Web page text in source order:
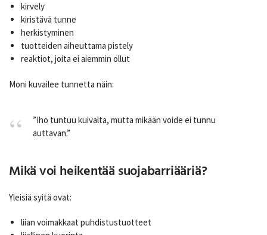
kirvely
kiristävä tunne
herkistyminen
tuotteiden aiheuttama pistely
reaktiot, joita ei aiemmin ollut
Moni kuvailee tunnetta näin:
”Iho tuntuu kuivalta, mutta mikään voide ei tunnu
auttavan.”
Mikä voi heikentää suojabarriääriä?
Yleisiä syitä ovat:
liian voimakkaat puhdistustuotteet